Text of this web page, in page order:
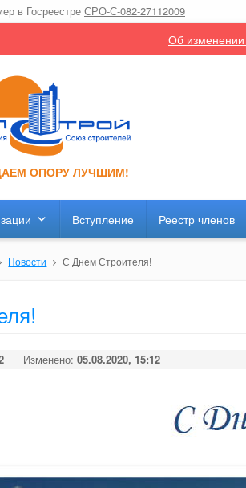
в Госреестре СРО-С-082-27112009
Об изменении
ОПОРУ ЛУЧШИМ!
Вступление Реестр членов
Новости С Днем Строителя!
Изменено: 05.08.2020, 15:12